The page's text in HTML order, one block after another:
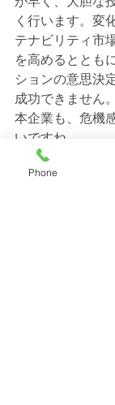
く行います。変
テナビリティ市
を高めるととも
ションの意思決
成功できません
本企業も、危機
いですね。
Phone